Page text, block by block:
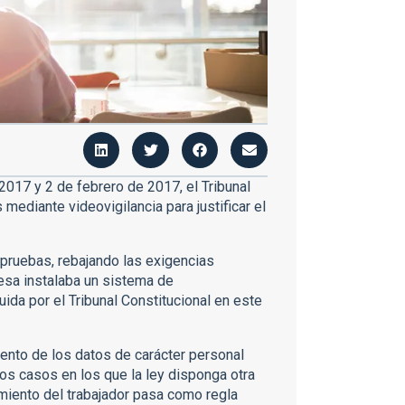
y 2 de febrero de 2017, el Tribunal
videovigilancia para justificar el
rebajando las exigencias
instalaba un sistema de
por el Tribunal Constitucional en este
de los datos de carácter personal
casos en los que la ley disponga otra
del trabajador pasa como regla